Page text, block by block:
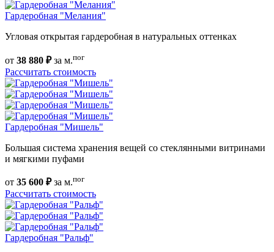
Гардеробная "Мелания"
Угловая открытая гардеробная в натуральных оттенках
от 38 880 ₽за м.пог
Рассчитать стоимость
Гардеробная "Мишель"
Большая система хранения вещей со стеклянными витринами
и мягкими пуфами
от 35 600 ₽за м.пог
Рассчитать стоимость
Гардеробная "Ральф"